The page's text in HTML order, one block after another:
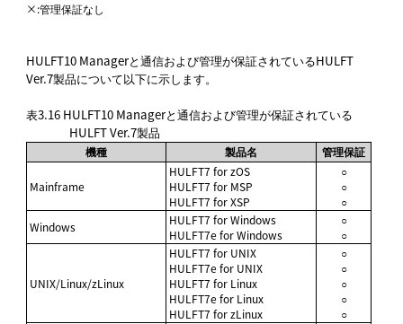
×:管理保証なし
HULFT10 Managerと通信および管理が保証されているHULFT
Ver.7製品について以下に示します。
表3.16 HULFT10 Managerと通信および管理が保証されている
HULFT Ver.7製品
機種 製品名 管理保証
Mainframe
HULFT7 for zOS
HULFT7 for MSP
HULFT7 for XSP
○
○
○
Windows
HULFT7 for Windows
HULFT7e for Windows
○
○
UNIX/Linux/zLinux
HULFT7 for UNIX
HULFT7e for UNIX
HULFT7 for Linux
HULFT7e for Linux
HULFT7 for zLinux
○
○
○
○
○